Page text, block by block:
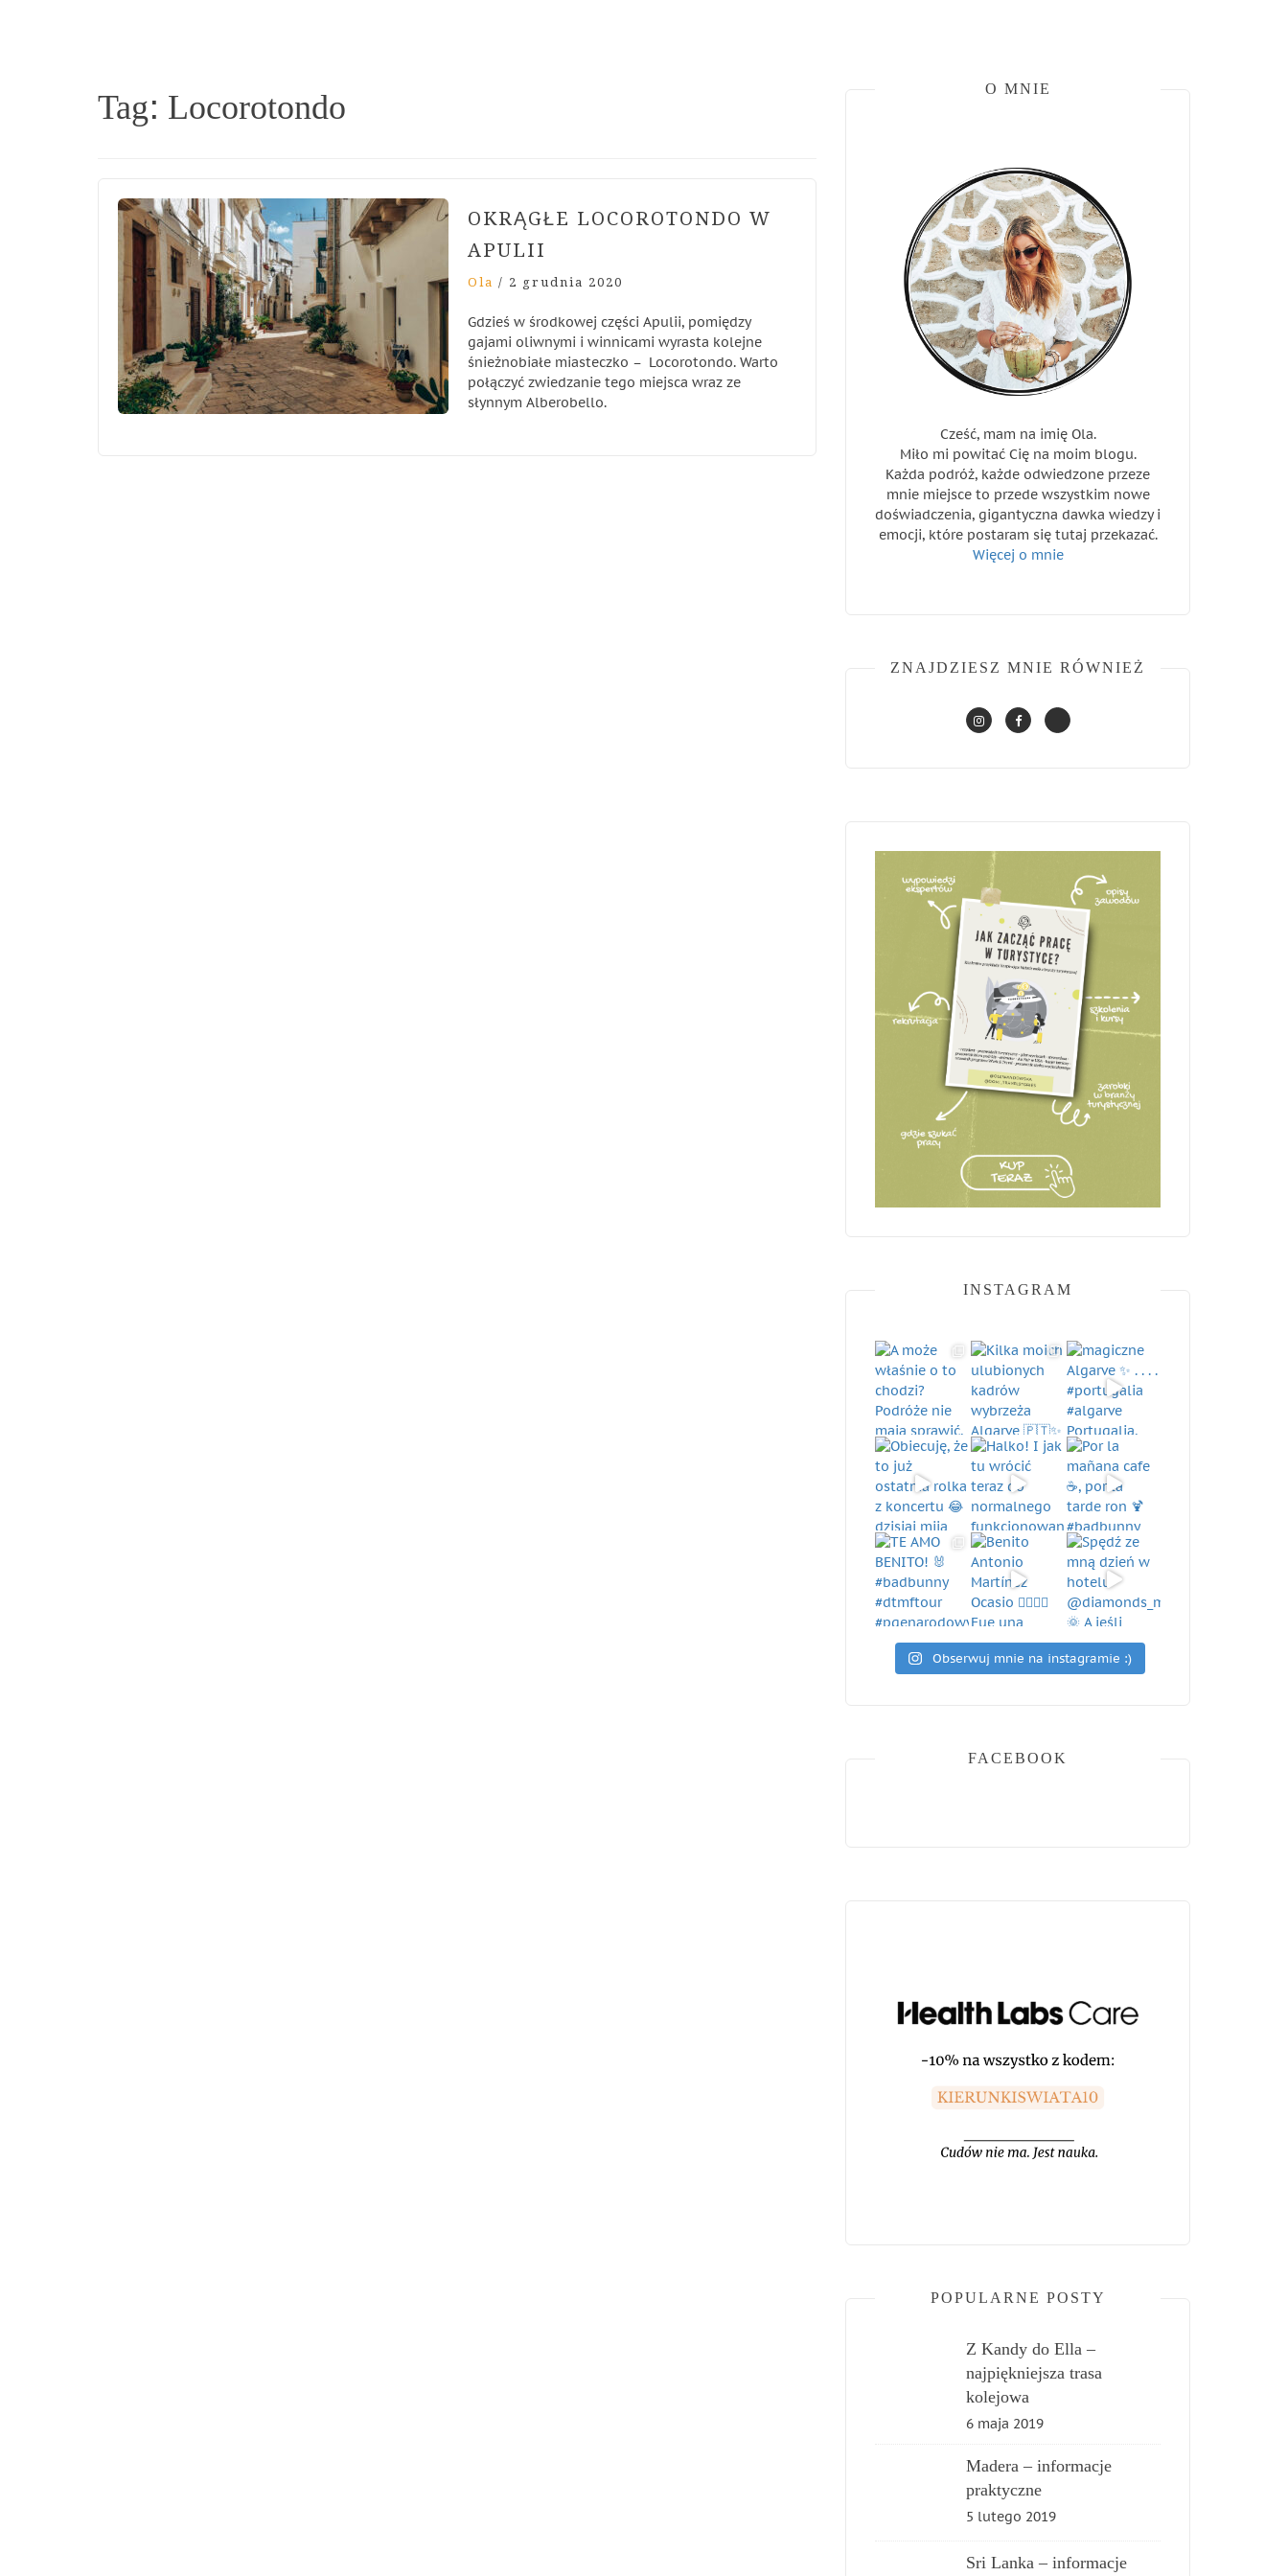
Tag: Locorotondo
OKRĄGŁE LOCOROTONDO W
APULII
Ola / 2 grudnia 2020
Gdzieś w środkowej części Apulii, pomiędzy
gajami oliwnymi i winnicami wyrasta kolejne
śnieżnobiałe miasteczko – Locorotondo. Warto
połączyć zwiedzanie tego miejsca wraz ze
słynnym Alberobello.
O MNIE
Cześć, mam na imię Ola.
Miło mi powitać Cię na moim blogu.
Każda podróż, każde odwiedzone przeze
mnie miejsce to przede wszystkim nowe
doświadczenia, gigantyczna dawka wiedzy i
emocji, które postaram się tutaj przekazać.
Więcej o mnie
ZNAJDZIESZ MNIE RÓWNIEŻ
INSTAGRAM
Obserwuj mnie na instagramie :)
FACEBOOK
POPULARNE POSTY
Z Kandy do Ella –
najpiękniejsza trasa
kolejowa
6 maja 2019
Madera – informacje
praktyczne
5 lutego 2019
Sri Lanka – informacje